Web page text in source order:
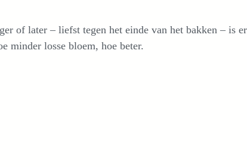
of later – liefst tegen het einde van het bakken – is
minder losse bloem, hoe beter.